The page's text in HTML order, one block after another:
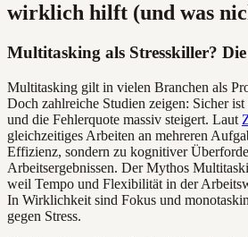
wirklich hilft (und was
Multitasking als Stresskiller?
Multitasking gilt in vielen Branchen als
Doch zahlreiche Studien zeigen: Sicher ist
und die Fehlerquote massiv steigert. Laut
gleichzeitiges Arbeiten an mehreren
Effizienz, sondern zu kognitiver
Arbeitsergebnissen. Der Mythos
weil Tempo und Flexibilität in der
In Wirklichkeit sind Fokus und
gegen Stress.